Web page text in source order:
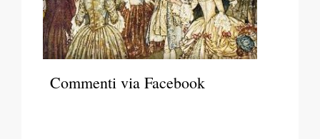
Commenti via Facebook